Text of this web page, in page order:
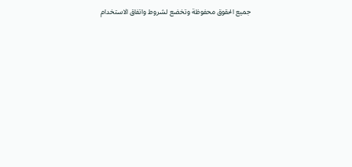
جميع الحقوق محفوظة وتخضع لشروط واتفاق الاستخدام